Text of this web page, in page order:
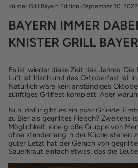
Knister Grill Bayern Edition ·September 30, 2022
BAYERN IMMER
KNISTER GRILL
Es ist wieder diese Zeit des Jahres! Die
Luft ist frisch und das Oktoberfest ist in
Natürlich wäre kein anständiges
zünftiges Grillfest komplett. Aber
Nun, dafür gibt es ein paar Gründe.
zu Bier als gegrilltes Fleisch? Zweitens
Möglichkeit, eine große Gruppe von
ohne stundenlang in der Küche stehen
guter Letzt hat der Geruch von
Sauerkraut einfach etwas, das die